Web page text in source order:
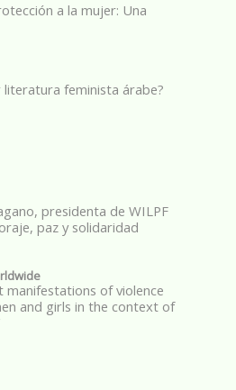
a la mujer: Una
literatura feminista árabe?
presidenta de WILPF
paz y solidaridad
manifestations of violence
and girls in the context of